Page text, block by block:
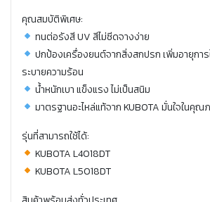
คุณสมบัติพิเศษ:
ทนต่อรังสี UV สีไม่ซีดจางง่าย
ปกป้องเครื่องยนต์จากสิ่งสกปรก เพิ่มอายุกา
ระบายความร้อน
น้ำหนักเบา แข็งแรง ไม่เป็นสนิม
มาตรฐานอะไหล่แท้จาก KUBOTA มั่นใจในคุ
รุ่นที่สามารถใช้ได้:
KUBOTA L4018DT
KUBOTA L5018DT